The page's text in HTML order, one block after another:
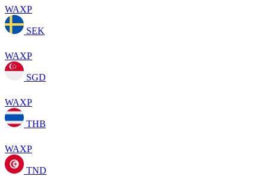
WAXP
SEK
WAXP
SGD
WAXP
THB
WAXP
TND